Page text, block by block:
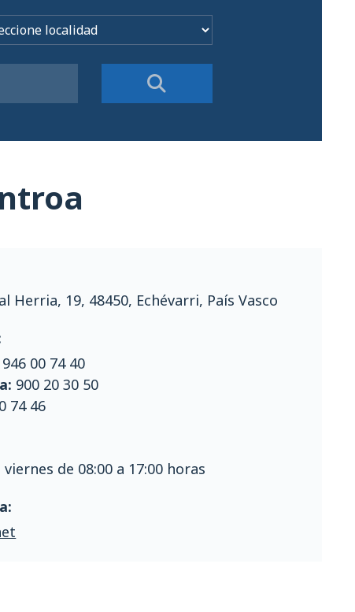
Herria, 19, 48450, Echévarri, País Vasco
946 00 74 40
900 20 30 50
74 46
viernes de 08:00 a 17:00 horas